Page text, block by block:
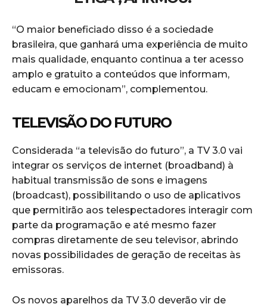
“O maior beneficiado disso é a sociedade
brasileira, que ganhará uma experiência de muito
mais qualidade, enquanto continua a ter acesso
amplo e gratuito a conteúdos que informam,
educam e emocionam”, complementou.
TELEVISÃO DO FUTURO
Considerada “a televisão do futuro”, a TV 3.0 vai
integrar os serviços de internet (broadband) à
habitual transmissão de sons e imagens
(broadcast), possibilitando o uso de aplicativos
que permitirão aos telespectadores interagir com
parte da programação e até mesmo fazer
compras diretamente de seu televisor, abrindo
novas possibilidades de geração de receitas às
emissoras.
Os novos aparelhos da TV 3.0 deverão vir de